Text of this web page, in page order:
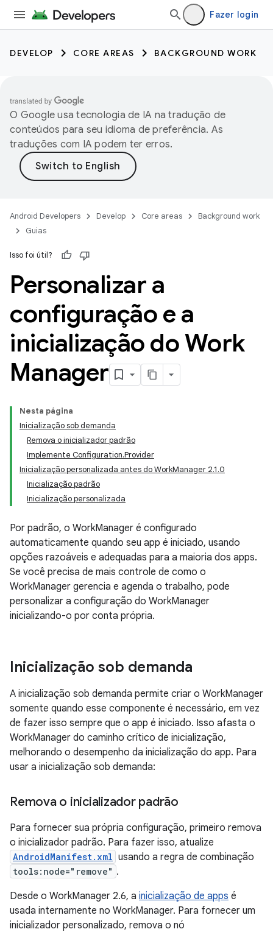
Fazer login
DEVELOP CORE AREAS BACKGROUND WORK
O Google usa tecnologia de IA na tradução de
conteúdos para seu idioma de preferência. As
traduções com IA podem ter erros.
Android Developers Develop Core areas
Background work
Guias
Isso foi útil?
Personalizar a
configuração e a
inicialização do Work
Manager
Nesta página
Inicialização sob demanda
Remova o inicializador padrão
Implemente Configuration.Provider
Inicialização personalizada antes do WorkManager 2.1.0
Inicialização padrão
Inicialização personalizada
Por padrão, o WorkManager é configurado
automaticamente quando seu app é iniciado, usando
opções razoáveis e adequadas para a maioria dos apps.
Se você precisa de mais controle de como o
WorkManager gerencia e agenda o trabalho, pode
personalizar a configuração do WorkManager
inicializando-o por conta própria.
Inicialização sob demanda
A inicialização sob demanda permite criar o WorkManager
somente quando esse componente é necessário, em vez
de fazer isso sempre que o app é iniciado. Isso afasta o
WorkManager do caminho crítico de inicialização,
melhorando o desempenho da inicialização do app. Para
usar a inicialização sob demanda:
Remova o inicializador padrão
Para fornecer sua própria configuração, primeiro remova
o inicializador padrão. Para fazer isso, atualize
AndroidManifest.xml usando a regra de combinação
tools:node="remove" .
Desde o WorkManager 2.6, a inicialização de apps é
usada internamente no WorkManager. Para fornecer um
inicializador personalizado, remova o nó